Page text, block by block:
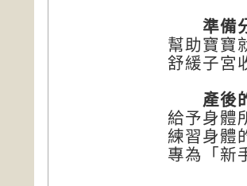
準備分
幫助寶寶
舒緩子宮
產後的
給予身體
練習身體
專為「新